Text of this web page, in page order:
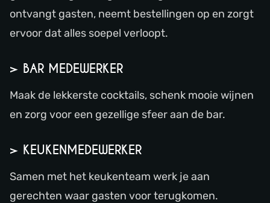
ontvangt gasten, neemt bestellingen op en zorgt
ervoor dat alles soepel verloopt.
> BAR MEDEWERKER
Maak de lekkerste cocktails, schenk mooie wijnen
en zorg voor een gezellige sfeer aan de bar.
> KEUKENMEDEWERKER
Samen met het keukenteam werk je aan
gerechten waar gasten voor terugkomen.